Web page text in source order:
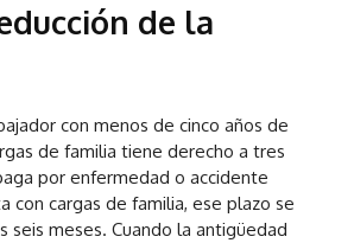
de la
con menos de cinco años de
de familia tiene derecho a tres
por enfermedad o accidente
con cargas de familia, ese plazo se
seis meses. Cuando la antigüedad